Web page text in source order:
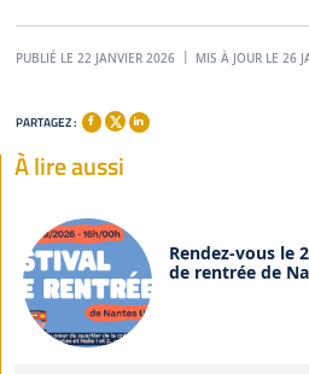
PUBLIÉ LE 22 JANVIER 2026 MIS À JOUR LE 26
PARTAGEZ :
À lire aussi
Rendez-vous le
de rentrée de